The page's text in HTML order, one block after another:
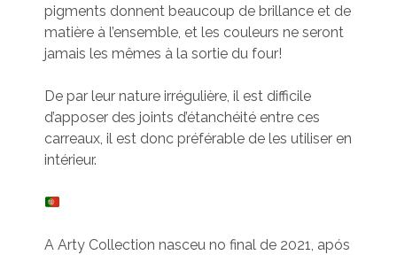
pigments donnent beaucoup de brillance et de
matière à l’ensemble, et les couleurs ne seront
jamais les mêmes à la sortie du four!
De par leur nature irrégulière, il est difficile
d’apposer des joints d’étanchéité entre ces
carreaux, il est donc préférable de les utiliser en
intérieur.
A Arty Collection nasceu no final de 2021, após